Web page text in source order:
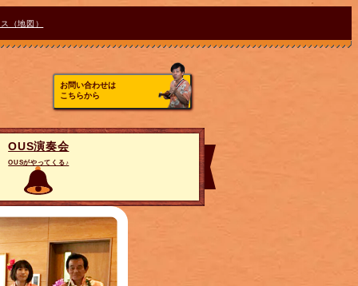
（地図）
お問い合わせは
こちらから
OUS演奏会
OUSがやってくる♪